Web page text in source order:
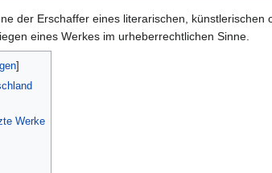
der Erschaffer eines literarischen,
eines Werkes im urheberrechtlichen Sinne.
Werke